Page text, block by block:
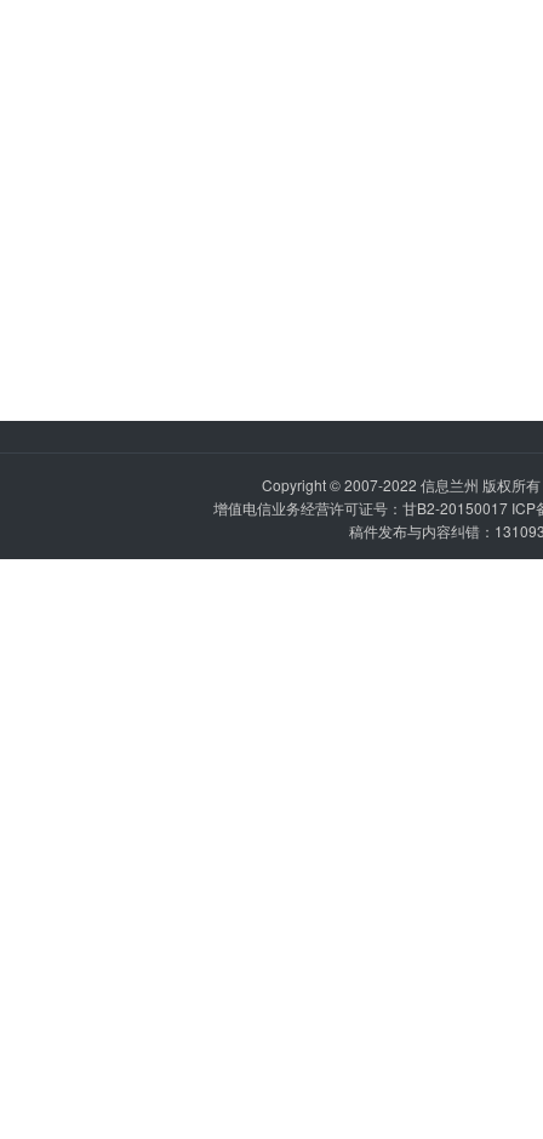
Copyright © 2007-2022 信息兰州 版权所
增值电信业务经营许可证号：甘B2-20150017 ICP
稿件发布与内容纠错：